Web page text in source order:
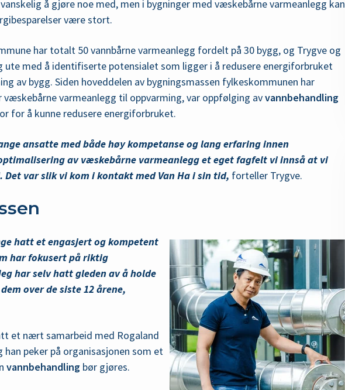
å gjøre noe med, men i bygninger med væskebårne varmeanlegg kan
være stort.
har totalt 50 vannbårne varmeanlegg fordelt på 30 bygg, og Trygve og
ute med å identifiserte potensialet som ligger i å redusere energiforbruket
av bygg. Siden hoveddelen av bygningsmassen fylkeskommunen har
væskebårne varmeanlegg til oppvarming, var oppfølging avvannbehandling
for å kunne redusere energiforbruket.
ansatte med både høy kompetanse og lang erfaring innen
av væskebårne varmeanlegg et eget fagfelt vi innså at vi
var slik vi kom i kontakt med Van Ha i sin tid, forteller Trygve.
hatt et engasjert og kompetent
har fokusert på riktig
har selv hatt gleden av å holde
over de siste 12 årene,
et nært samarbeid med Rogaland
peker på organisasjonen som et
vannbehandling bør gjøres.